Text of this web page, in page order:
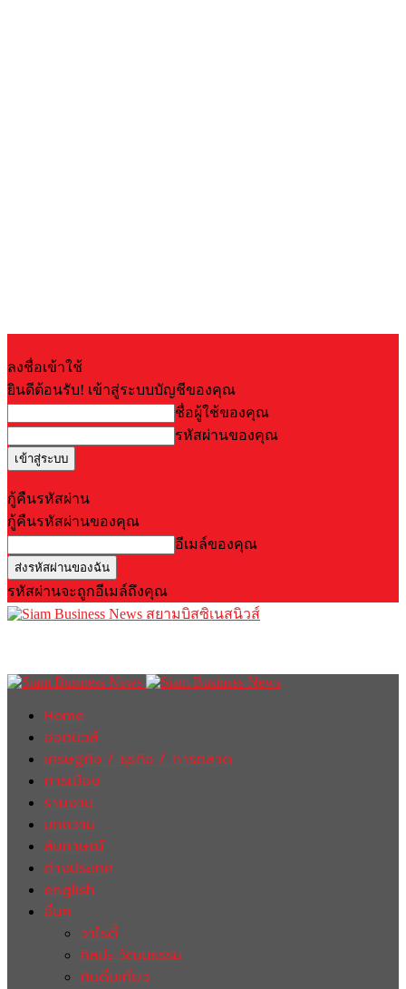
ลงชื่อเข้าใช้
ยินดีต้อนรับ! เข้าสู่ระบบบัญชีของคุณ
ชื่อผู้ใช้ของคุณ
รหัสผ่านของคุณ
กู้คืนรหัสผ่าน
กู้คืนรหัสผ่านของคุณ
อีเมล์ของคุณ
รหัสผ่านจะถูกอีเมล์ถึงคุณ
สยามบิสซิเนสนิวส์
Home
ฮอตนิวส์
เศรษฐกิจ / ธุรกิจ / การตลาด
การเมือง
รายงาน
บทความ
สัมภาษณ์
ต่างประเทศ
english
อื่นๆ
วาไรตี้
ศิลปะ-วัฒนธรรม
กินดื่มเที่ยว